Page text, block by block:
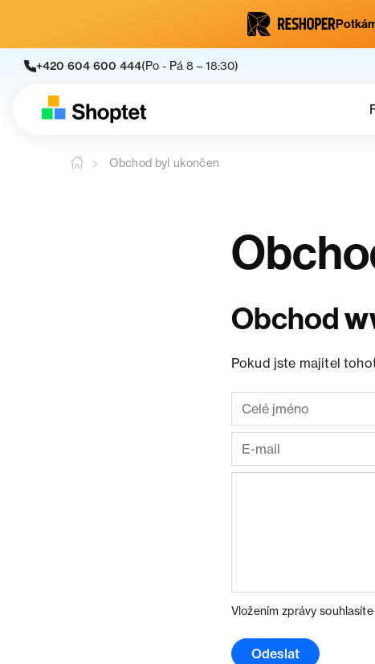
+420 604 600 444(Po - Pá 8 – 18:30)
Obchod byl ukončen
Obchod
Pokud jste majitel
Vložením zprávy
Odeslat